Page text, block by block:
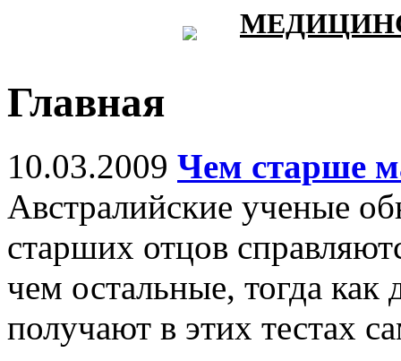
Главная
10.03.2009 Чем старше
Австралийские ученые
старших отцов
чем остальные, тогда как
получают в этих тестах